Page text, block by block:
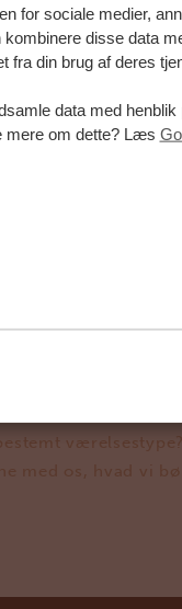
for sociale medier,
disse data
fra din brug af deres
data med
mere om dette? Læs